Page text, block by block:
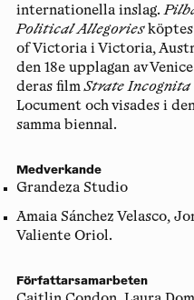
internationella inslag.
Political Allegories
of Victoria i Victoria,
den 18e upplagan av
deras filmStrate Incognita
Locument och visades i
samma biennal.
Medverkande
Grandeza Studio
Amaia Sánchez Velasco,
Valiente Oriol.
Författarsamarbeten